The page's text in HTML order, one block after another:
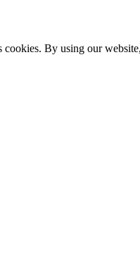
By using our